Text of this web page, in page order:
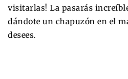
visitarlas! La pasarás
dándote un chapuzón en el
desees.